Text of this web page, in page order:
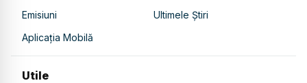
Emisiuni
Ultimele Știri
Aplicația Mobilă
Utile